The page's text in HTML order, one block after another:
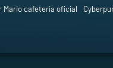
Mario cafetería oficial